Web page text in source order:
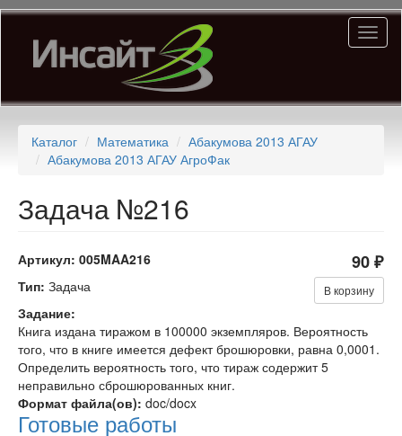
Перейти
основному
содержанию
Каталог Математика
Абакумова 2013 АГАУ
Абакумова 2013 АГАУ АгроФак
Задача №216
Артикул: 005MAA216 90 ₽
В корзину
Тип: Задача
Задание:
Книга издана тиражом в 100000 экземпляров. Вероятность
того, что в книге имеется дефект брошюровки, равна 0,0001.
Определить вероятность того, что тираж содержит 5
неправильно сброшюрованных книг.
Формат файла(ов): doc/docx
Готовые работы